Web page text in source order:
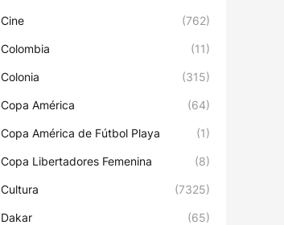
Cine (762)
Colombia (11)
Colonia (315)
Copa América (64)
Copa América de Fútbol Playa (1)
Copa Libertadores Femenina (8)
Cultura (7325)
Dakar (65)